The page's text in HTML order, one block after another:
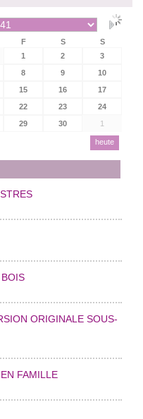
F S
S
1 2
3
8 9
10
15 16
17
22 23
24
29 30 1
heute
ORIGINALE SOUS-
FAMILLE